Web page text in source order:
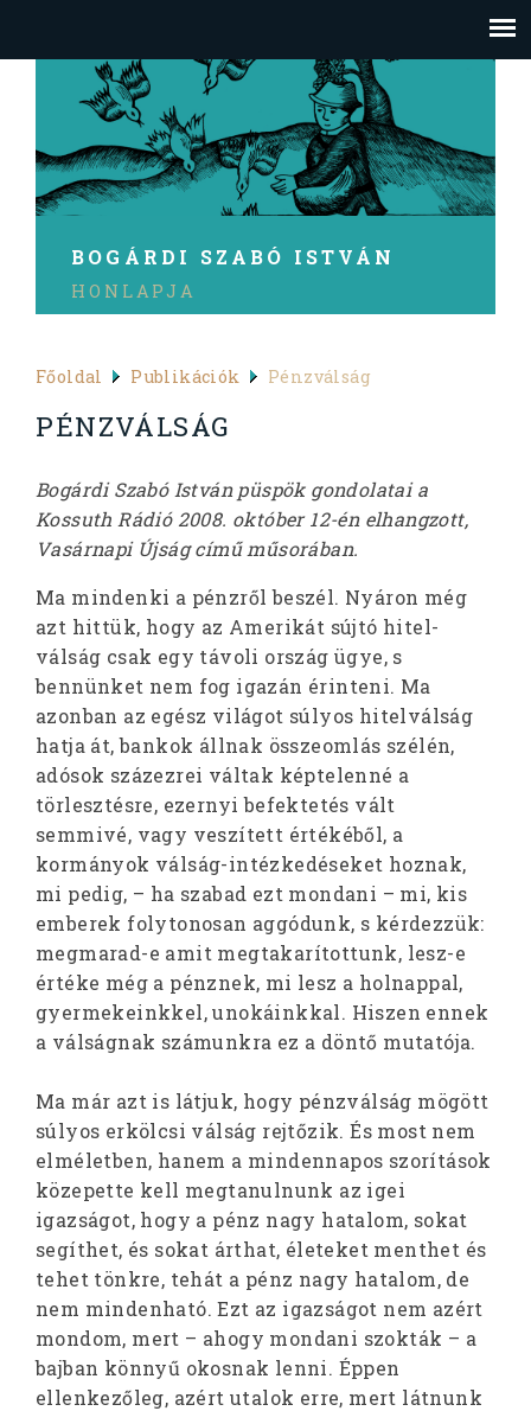
BOGÁRDI SZABÓ ISTVÁN
HONLAPJA
Főoldal Publikációk Pénzválság
PÉNZVÁLSÁG
Bogárdi Szabó István püspök gondolatai a
Kossuth Rádió 2008. október 12-én elhangzott,
Vasárnapi Újság című műsorában.
Ma mindenki a pénzről beszél. Nyáron még
azt hittük, hogy az Amerikát sújtó hitel-
válság csak egy távoli ország ügye, s
bennünket nem fog igazán érinteni. Ma
azonban az egész világot súlyos hitelválság
hatja át, bankok állnak összeomlás szélén,
adósok százezrei váltak képtelenné a
törlesztésre, ezernyi befektetés vált
semmivé, vagy veszített értékéből, a
kormányok válság-intézkedéseket hoznak,
mi pedig, – ha szabad ezt mondani – mi, kis
emberek folytonosan aggódunk, s kérdezzük:
megmarad-e amit megtakarítottunk, lesz-e
értéke még a pénznek, mi lesz a holnappal,
gyermekeinkkel, unokáinkkal. Hiszen ennek
a válságnak számunkra ez a döntő mutatója.
Ma már azt is látjuk, hogy pénzválság mögött
súlyos erkölcsi válság rejtőzik. És most nem
elméletben, hanem a mindennapos szorítások
közepette kell megtanulnunk az igei
igazságot, hogy a pénz nagy hatalom, sokat
segíthet, és sokat árthat, életeket menthet és
tehet tönkre, tehát a pénz nagy hatalom, de
nem mindenható. Ezt az igazságot nem azért
mondom, mert – ahogy mondani szokták – a
bajban könnyű okosnak lenni. Éppen
ellenkezőleg, azért utalok erre, mert látnunk